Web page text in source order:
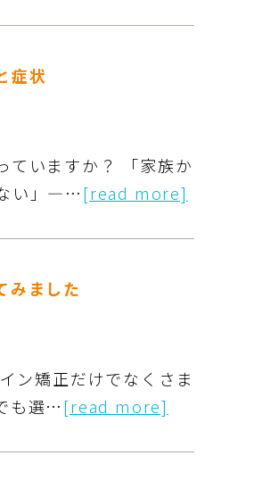
症状
ていますか？ 「家族か
い」―…[read more]
みました
ン矯正だけでなくさま
も選…[read more]